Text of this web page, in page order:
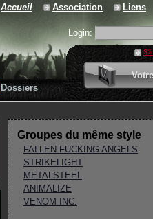
Accueil Association Liens
Login:
0
Dossiers
Groupes du même style
FALLEN FUCKING ANGELS
STRIKELIGHT
METALSTEEL
ANIMALIZE
VENOM INC.